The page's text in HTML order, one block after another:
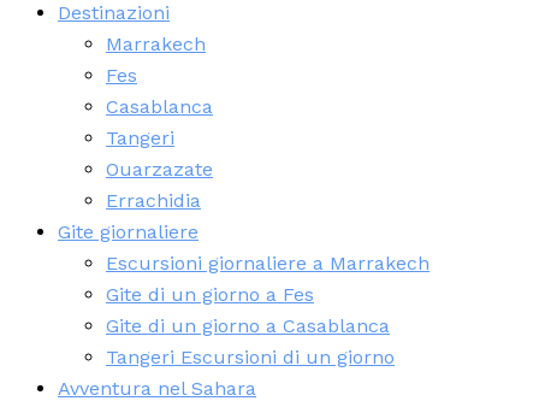
Destinazioni
Marrakech
Fes
Casablanca
Tangeri
Ouarzazate
Errachidia
Gite giornaliere
Escursioni giornaliere a Marrakech
Gite di un giorno a Fes
Gite di un giorno a Casablanca
Tangeri Escursioni di un giorno
Avventura nel Sahara